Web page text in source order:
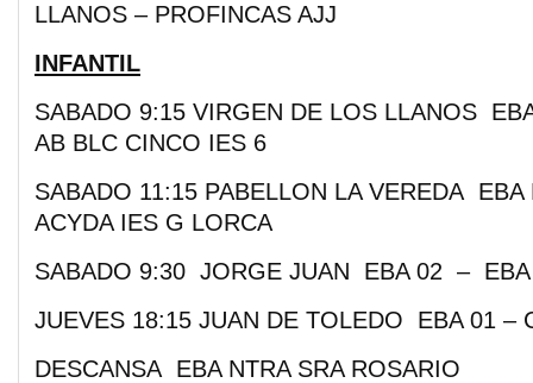
LLANOS – PROFINCAS AJJ
INFANTIL
SABADO 9:15 VIRGEN DE LOS LLANOS
AB BLC CINCO IES 6
SABADO 11:15 PABELLON LA VEREDA
ACYDA IES G LORCA
SABADO 9:30 JORGE JUAN EBA 02 –
JUEVES 18:15 JUAN DE TOLEDO EBA 01 –
DESCANSA EBA NTRA SRA ROSARIO